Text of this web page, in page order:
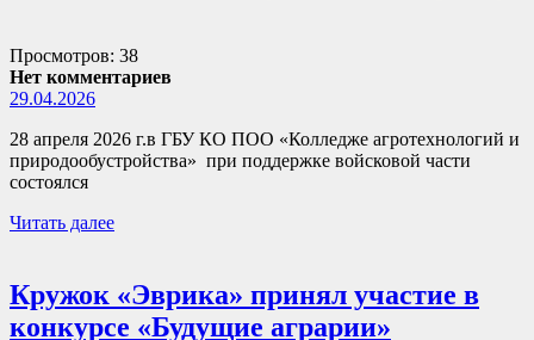
Просмотров: 38
Нет комментариев
29.04.2026
28 апреля 2026 г.в ГБУ КО ПОО «Колледже агротехнологий и
природообустройства» при поддержке войсковой части
состоялся
Читать далее
Кружок «Эврика» принял участие в
конкурсе «Будущие аграрии»